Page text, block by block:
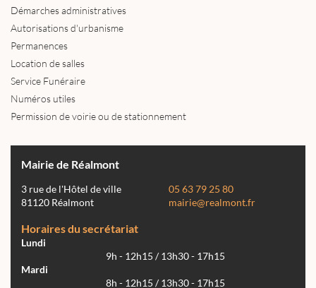
Démarches administratives
Autorisations d'urbanisme
Permanences
Location de salles
Service Funéraire
Numéros utiles
Permission de voirie ou de stationnement
Mairie de Réalmont
3 rue de l'Hôtel de ville
81120 Réalmont
05 63 79 25 80
mairie@realmont.fr
Horaires du secrétariat
Lundi
9h - 12h15 / 13h30 - 17h15
Mardi
8h - 12h15 / 13h30 - 17h15